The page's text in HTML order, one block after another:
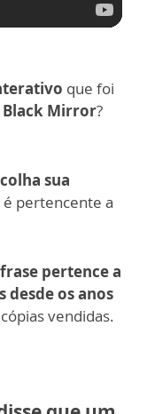
que foi
Mirror?
sua
é pertencente a
pertence a
os anos
vendidas.